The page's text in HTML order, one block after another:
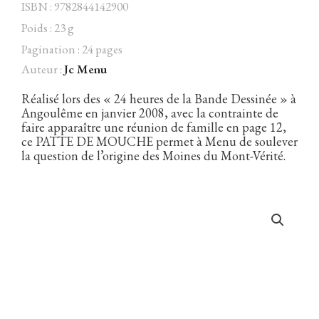
Facebook Instagram
ISBN : 9782844142900
Poids : 23 g
Pagination : 24 pages
Auteur :Jc Menu
Réalisé lors des « 24 heures de la Bande Dessinée » à
Angoulême en janvier 2008, avec la contrainte de
faire apparaître une réunion de famille en page 12,
ce PATTE DE MOUCHE permet à Menu de soulever
la question de l’origine des Moines du Mont-Vérité.